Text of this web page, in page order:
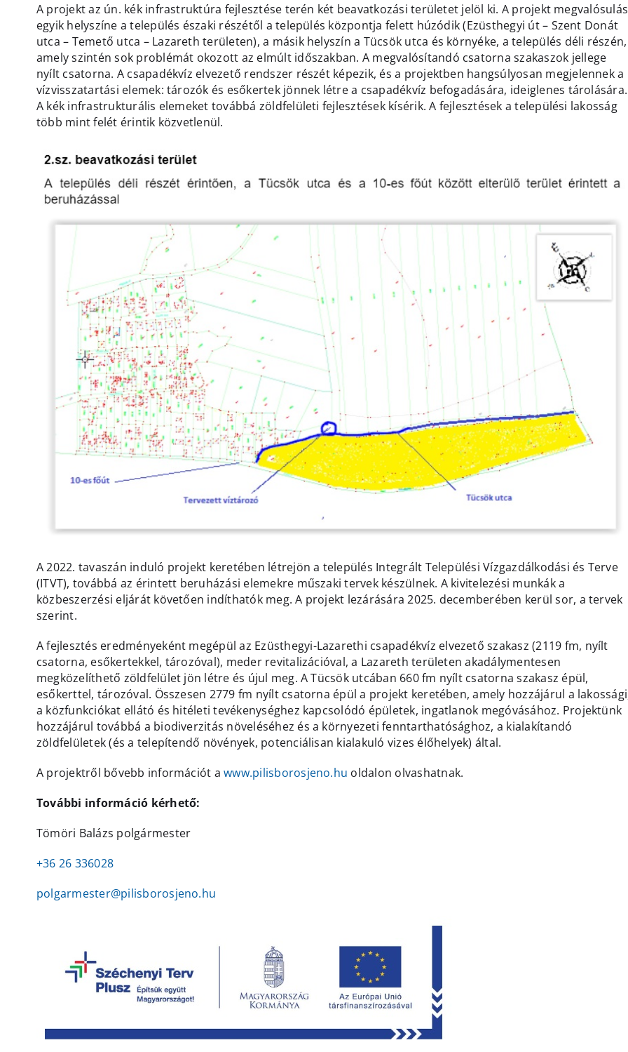
A projekt az ún. kék infrastruktúra fejlesztése terén két beavatkozási területet jelöl ki. A projekt megvalósulás
egyik helyszíne a település északi részétől a település központja felett húzódik (Ezüsthegyi út – Szent Donát
utca – Temető utca – Lazareth területen), a másik helyszín a Tücsök utca és környéke, a település déli részén,
amely szintén sok problémát okozott az elmúlt időszakban. A megvalósítandó csatorna szakaszok jellege
nyílt csatorna. A csapadékvíz elvezető rendszer részét képezik, és a projektben hangsúlyosan megjelennek a
vízvisszatartási elemek: tározók és esőkertek jönnek létre a csapadékvíz befogadására, ideiglenes tárolására.
A kék infrastrukturális elemeket továbbá zöldfelületi fejlesztések kísérik. A fejlesztések a települési lakosság
több mint felét érintik közvetlenül.
A 2022. tavaszán induló projekt keretében létrejön a település Integrált Települési Vízgazdálkodási és Terve
(ITVT), továbbá az érintett beruházási elemekre műszaki tervek készülnek. A kivitelezési munkák a
közbeszerzési eljárát követően indíthatók meg. A projekt lezárására 2025. decemberében kerül sor, a tervek
szerint.
A fejlesztés eredményeként megépül az Ezüsthegyi-Lazarethi csapadékvíz elvezető szakasz (2119 fm, nyílt
csatorna, esőkertekkel, tározóval), meder revitalizációval, a Lazareth területen akadálymentesen
megközelíthető zöldfelület jön létre és újul meg. A Tücsök utcában 660 fm nyílt csatorna szakasz épül,
esőkerttel, tározóval. Összesen 2779 fm nyílt csatorna épül a projekt keretében, amely hozzájárul a
a közfunkciókat ellátó és hitéleti tevékenységhez kapcsolódó épületek, ingatlanok megóvásához. Projektünk
hozzájárul továbbá a biodiverzitás növeléséhez és a környezeti fenntarthatósághoz, a kialakítandó
zöldfelületek (és a telepítendő növények, potenciálisan kialakuló vizes élőhelyek) által.
A projektről bővebb információt awww.pilisborosjeno.hu oldalon olvashatnak.
További információ kérhető:
Tömöri Balázs polgármester
+36 26 336028
polgarmester@pilisborosjeno.hu